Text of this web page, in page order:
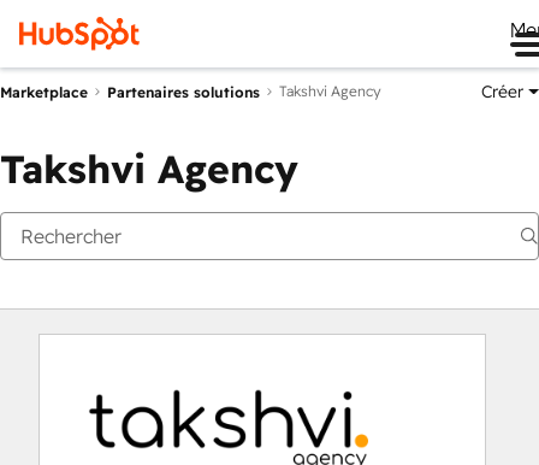
Marketplace Partenaires solutions Takshvi Agency Créer
Takshvi Agency